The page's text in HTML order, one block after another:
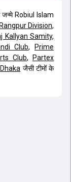
Robiul Islam
Rangpur Division,
Kallyan Samity,
Club,
Prime
Club,
Partex
जैसी टीमों के